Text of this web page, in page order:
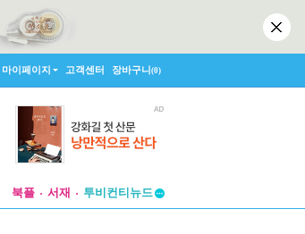
마이페이지 고객센터 장바구니(0)
북플 서재
투비컨티뉴드